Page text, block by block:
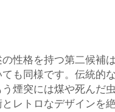
性格を持つ第二候補
も同様です。伝統的
煙突には煤や死んだ
レトロなデザインを